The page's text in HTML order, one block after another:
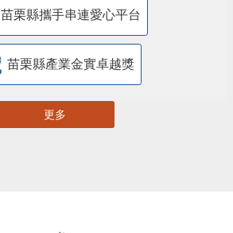
苗栗縣攜手串連愛心平台
苗栗縣產業金實卓越獎
更多